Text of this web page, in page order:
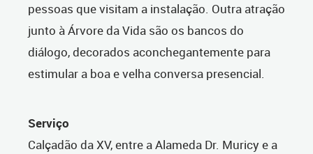
pessoas que visitam a instalação. Outra atração
junto à Árvore da Vida são os bancos do
diálogo, decorados aconchegantemente para
estimular a boa e velha conversa presencial.
Serviço
Calçadão da XV, entre a Alameda Dr. Muricy e a